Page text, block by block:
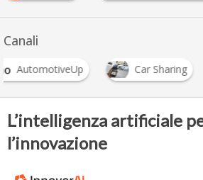
Canali
AutomotiveUp Car Sharing
L’intelligenza artificiale
l’innovazione